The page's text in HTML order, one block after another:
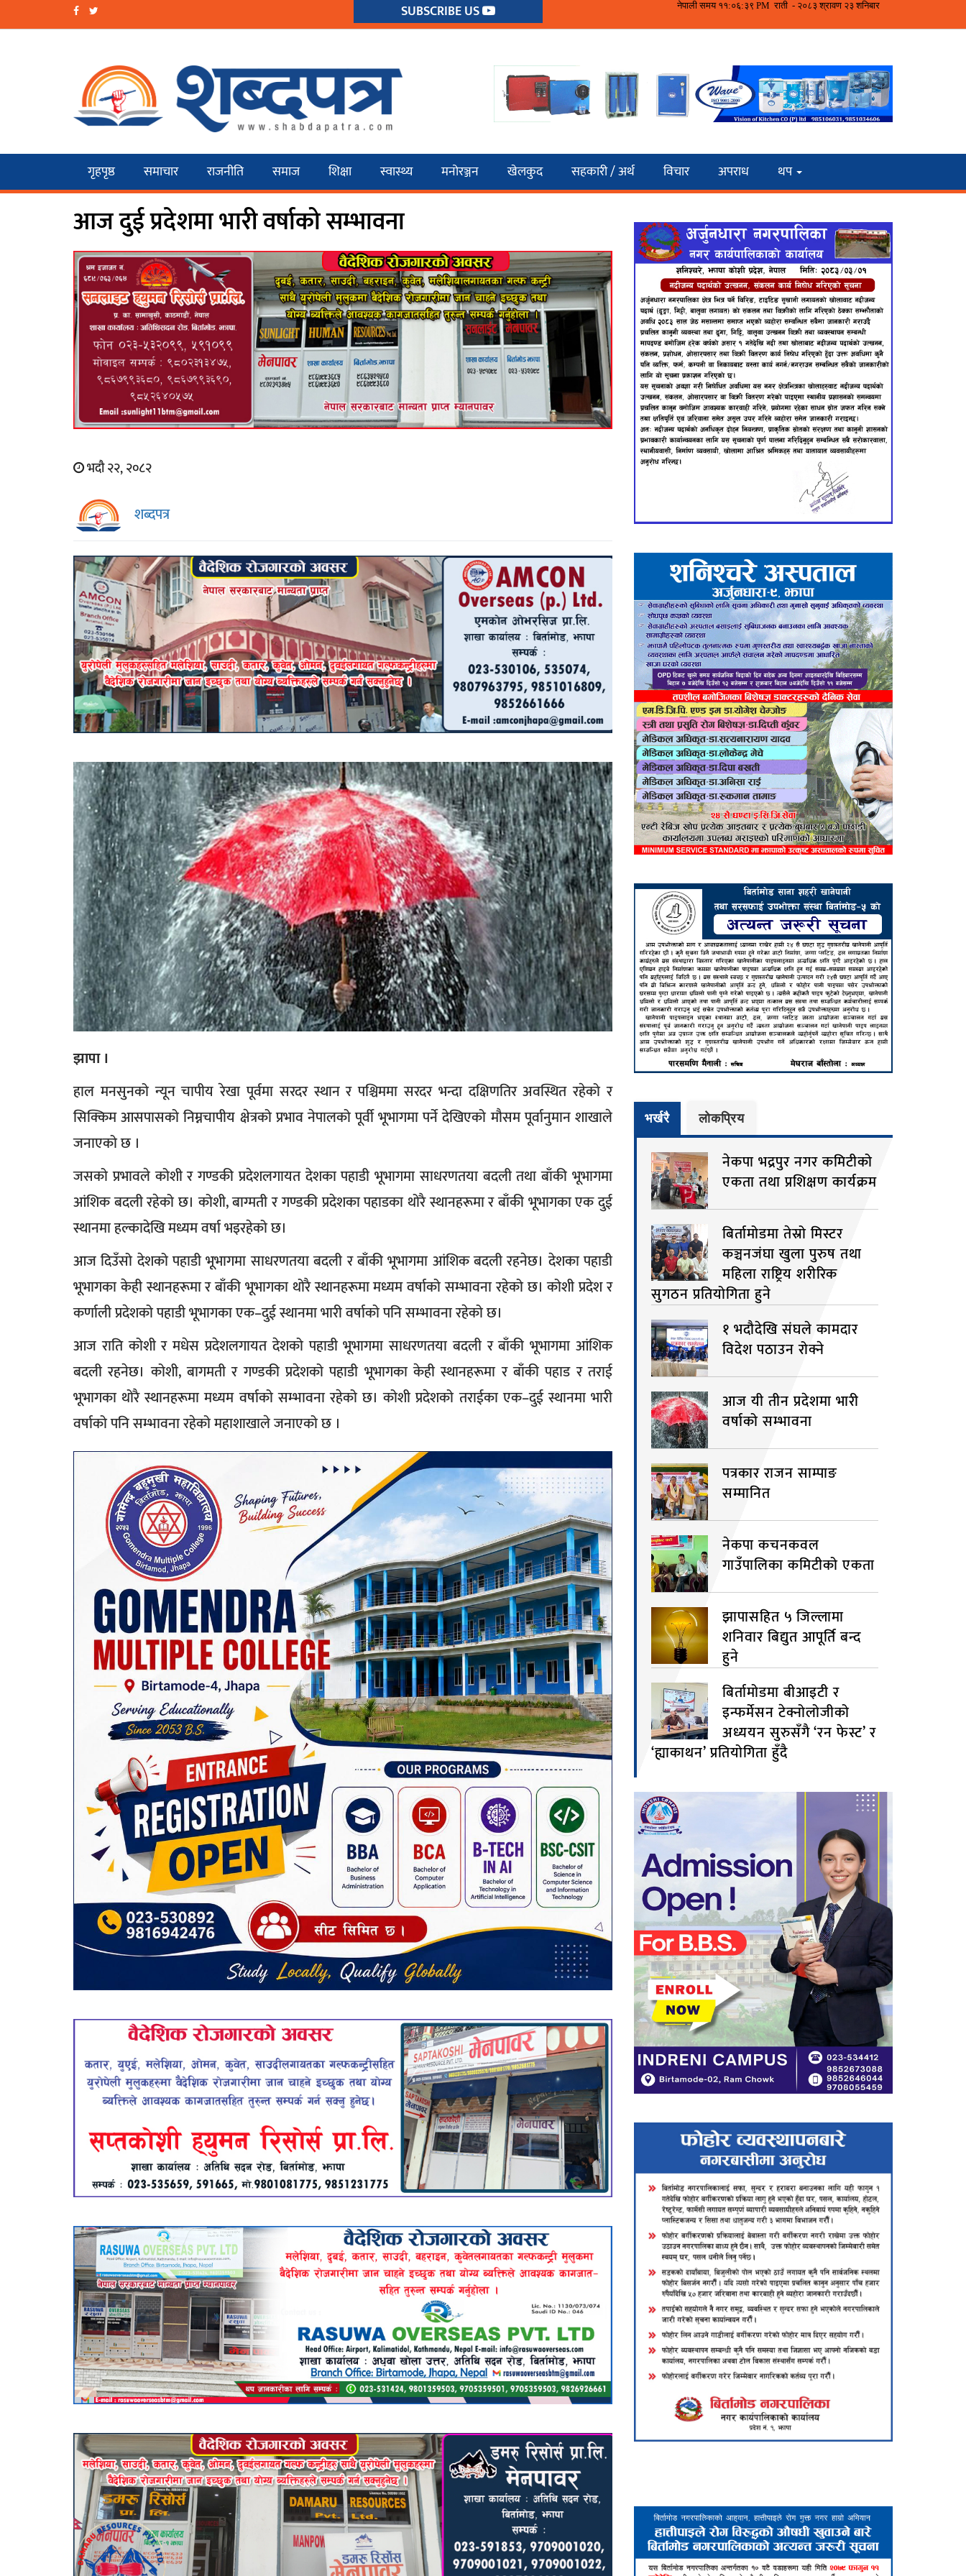
SUBSCRIBE US
गृहपृष्ठ समाचार राजनीति समाज शिक्षा स्वास्थ्य मनोरञ्जन खेलकुद सहकारी / अर्थ विचार अपराध थप
आज दुई प्रदेशमा भारी वर्षाको सम्भावना
भदौ २२, २०८२
शब्दपत्र
झापा ।
हाल मनसुनको न्यून चापीय रेखा पूर्वमा सरदर स्थान र पश्चिममा सरदर भन्दा दक्षिणतिर अवस्थित रहेको र
सिक्किम आसपासको निम्नचापीय क्षेत्रको प्रभाव नेपालको पूर्वी भूभागमा पर्ने देखिएको मौसम पूर्वानुमान शाखाले
जनाएको छ ।
जसको प्रभावले कोशी र गण्डकी प्रदेशलगायत देशका पहाडी भूभागमा साधरणतया बदली तथा बाँकी भूभागमा
आंशिक बदली रहेको छ। कोशी, बाग्मती र गण्डकी प्रदेशका पहाडका थोरै स्थानहरूमा र बाँकी भूभागका एक दुई
स्थानमा हल्कादेखि मध्यम वर्षा भइरहेको छ।
आज दिउँसो देशको पहाडी भूभागमा साधरणतया बदली र बाँकी भूभागमा आंशिक बदली रहनेछ। देशका पहाडी
भूभागका केही स्थानहरूमा र बाँकी भूभागका थोरै स्थानहरूमा मध्यम वर्षाको सम्भावना रहेको छ। कोशी प्रदेश र
कर्णाली प्रदेशको पहाडी भूभागका एक–दुई स्थानमा भारी वर्षाको पनि सम्भावना रहेको छ।
आज राति कोशी र मधेस प्रदेशलगायत देशको पहाडी भूभागमा साधरणतया बदली र बाँकी भूभागमा आंशिक
बदली रहनेछ। कोशी, बागमती र गण्डकी प्रदेशको पहाडी भूभागका केही स्थानहरूमा र बाँकी पहाड र तराई
भूभागका थोरै स्थानहरूमा मध्यम वर्षाको सम्भावना रहेको छ। कोशी प्रदेशको तराईका एक–दुई स्थानमा भारी
वर्षाको पनि सम्भावना रहेको महाशाखाले जनाएको छ ।
भर्खरै लाेकप्रिय
नेकपा भद्रपुर नगर कमिटीको
एकता तथा प्रशिक्षण कार्यक्रम
बिर्तामोडमा तेस्रो मिस्टर
कञ्चनजंघा खुला पुरुष तथा
महिला राष्ट्रिय शरीरिक
सुगठन प्रतियोगिता हुने
१ भदौदेखि संघले कामदार
विदेश पठाउन रोक्ने
आज यी तीन प्रदेशमा भारी
वर्षाको सम्भावना
पत्रकार राजन साम्पाङ
सम्मानित
नेकपा कचनकवल
गाउँपालिका कमिटीको एकता
झापासहित ५ जिल्लामा
शनिवार बिद्युत आपूर्ति बन्द
हुने
बिर्तामोडमा बीआइटी र
इन्फर्मेसन टेक्नोलोजीको
अध्ययन सुरुसँगै ‘रन फेस्ट’ र
‘ह्याकाथन’ प्रतियोगिता हुँदै